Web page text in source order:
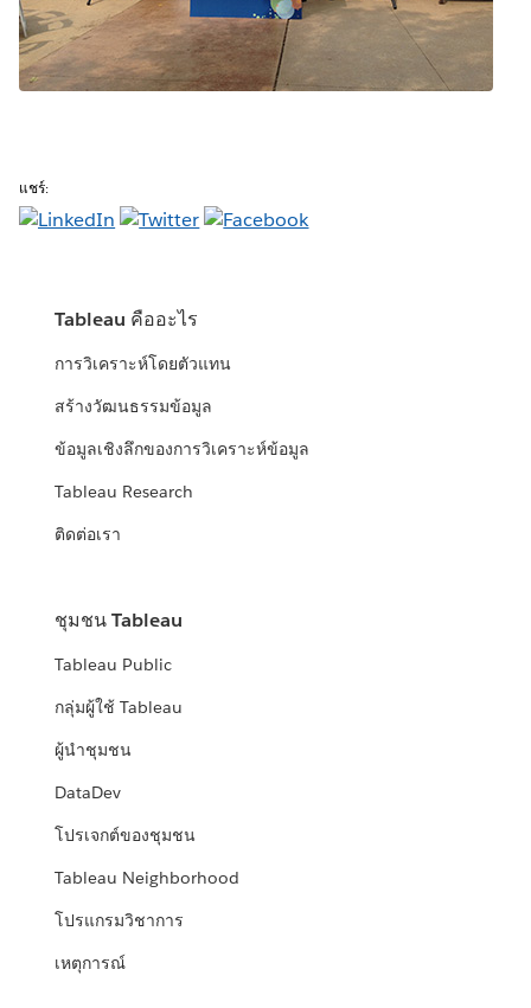
แชร์:
Tableau คืออะไร
การวิเคราะห์โดยตัวแทน
สร้างวัฒนธรรมข้อมูล
ข้อมูลเชิงลึกของการวิเคราะห์ข้อมูล
Tableau Research
ติดต่อเรา
ชุมชน Tableau
Tableau Public
กลุ่มผู้ใช้ Tableau
ผู้นำชุมชน
DataDev
โปรเจกต์ของชุมชน
Tableau Neighborhood
โปรแกรมวิชาการ
เหตุการณ์